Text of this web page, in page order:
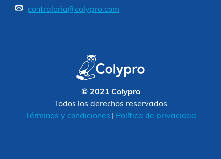
contraloria@colypro.com
© 2021 Colypro
Todos los derechos reservados
Términos y condiciones
Política de privacidad